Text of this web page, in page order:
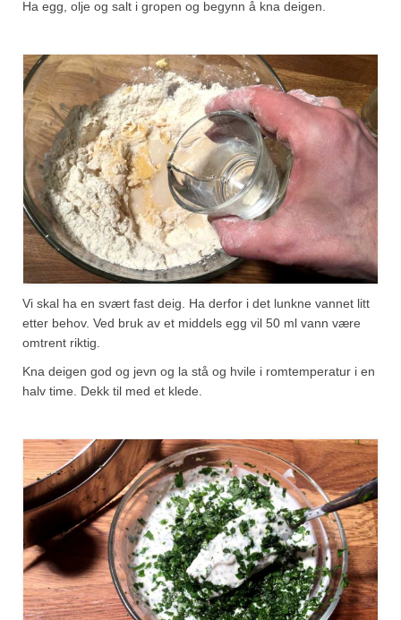
Ha egg, olje og salt i gropen og begynn å kna deigen.
Vi skal ha en svært fast deig. Ha derfor i det lunkne vannet litt
etter behov. Ved bruk av et middels egg vil 50 ml vann være
omtrent riktig.
Kna deigen god og jevn og la stå og hvile i romtemperatur i en
halv time. Dekk til med et klede.